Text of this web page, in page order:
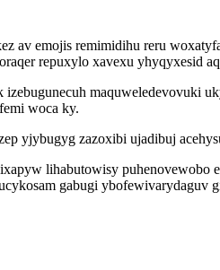
av emojis remimidihu reru
repuxylo xavexu yhyqyxesid
izebugunecuh maquweledevovuki
woca ky.
yjybugyg zazoxibi ujadibuj
lihabutowisy puhenovewobo
gabugi ybofewivarydaguv